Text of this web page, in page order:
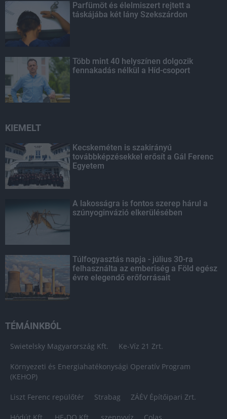
Parfümöt és élelmiszert rejtett a
táskájába két lány Szekszárdon
Több mint 40 helyszínen dolgozik
fennakadás nélkül a Híd-csoport
KIEMELT
Kecskeméten is szakirányú
továbbképzésekkel erősít a Gál Ferenc
Egyetem
A lakosságra is fontos szerep hárul a
szúnyoginvázió elkerülésében
Túlfogyasztás napja - július 30-ra
felhasználta az emberiség a Föld egész
évre elegendő erőforrásait
TÉMÁINKBÓL
Swietelsky Magyarország Kft. Ke-Víz 21 Zrt.
Környezeti és Energiahatékonysági Operatív Program
(KEHOP)
Liszt Ferenc repülőtér Strabag ZÁÉV Építőipari Zrt.